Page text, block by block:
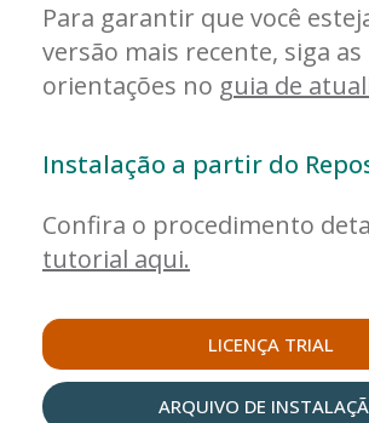
Para garantir que você
versão mais recente, siga as
orientações no guia de
Instalação a partir do
Confira o procedimento
tutorial aqui.
LICENÇA TRIAL
ARQUIVO DE